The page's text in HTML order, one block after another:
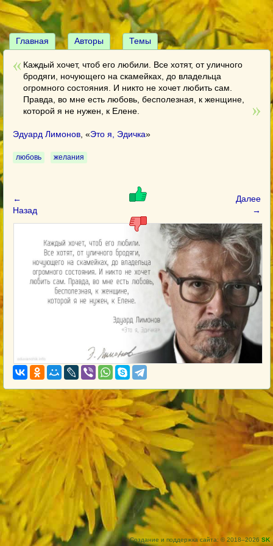
Главная Авторы Темы
Каждый хочет, чтоб его любили. Все хотят, от уличного
бродяги, ночующего на скамейках, до владельца
огромного состояния. И никто не хочет любить сам.
Правда, во мне есть любовь, бесполезная, к женщине,
которой я не нужен, к Елене.
Эдуард Лимонов , «Это я, Эдичка»
любовь желания
←
Назад
Далее
→
Создание и поддержка сайта: © 2018–2026 SK